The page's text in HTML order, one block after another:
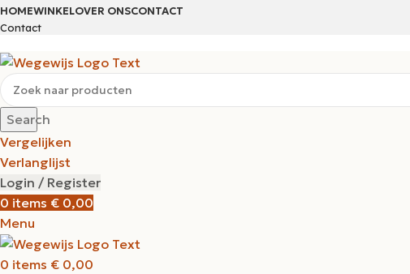
HOMEWINKELOVER ONSCONTACT
Contact
Search
Vergelijken
Verlanglijst
Login / Register
0 items € 0,00
Menu
0 items € 0,00